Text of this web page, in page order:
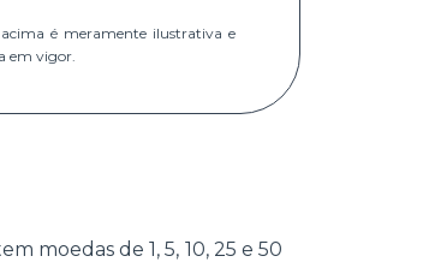
é meramente ilustrativa e
em vigor.
moedas de 1, 5, 10, 25 e 50